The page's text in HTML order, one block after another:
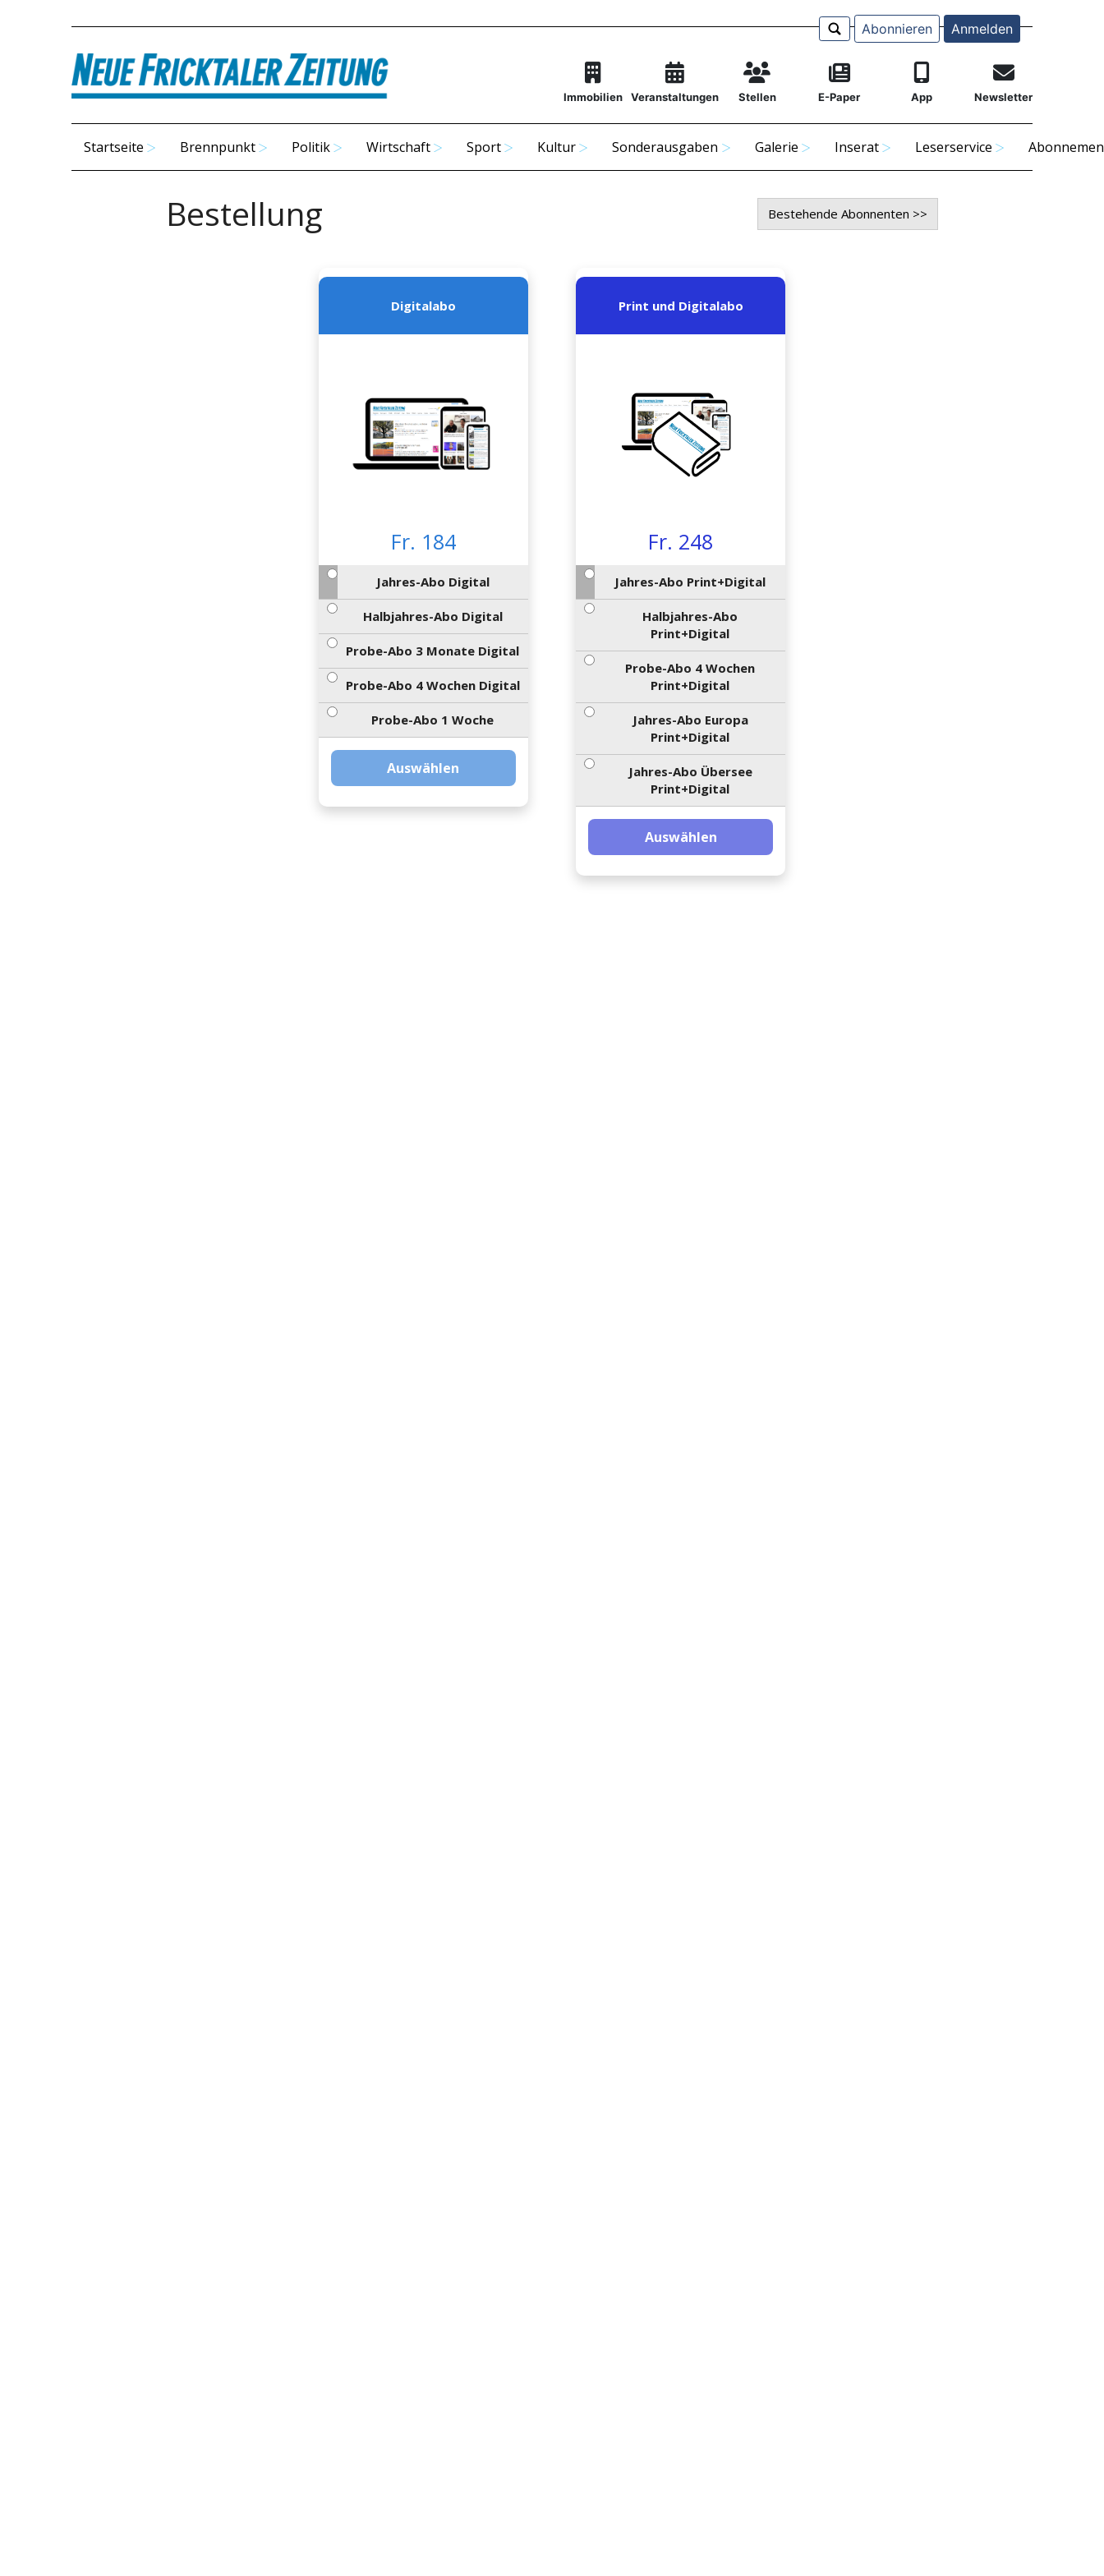
Abonnieren Anmelden
Immobilien Veranstaltungen Stellen E-Paper App Newsletter
Startseite Brennpunkt Politik Wirtschaft Sport Kultur Sonderausgaben Galerie Inserat Leserservice